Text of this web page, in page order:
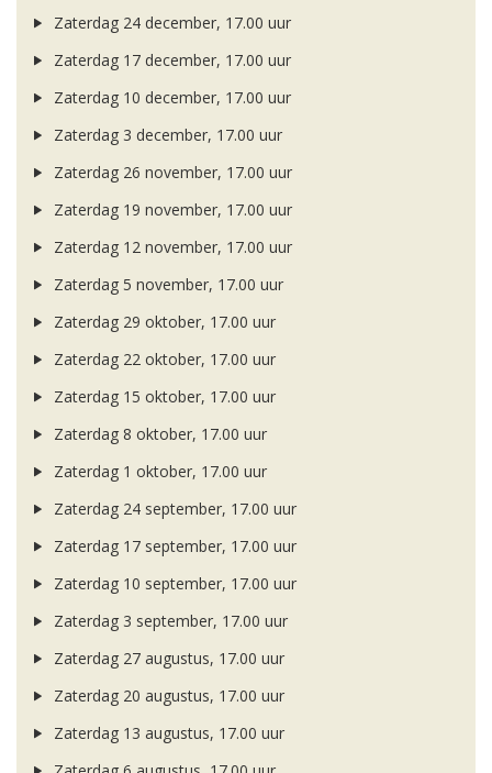
Zaterdag 24 december, 17.00 uur
Zaterdag 17 december, 17.00 uur
Zaterdag 10 december, 17.00 uur
Zaterdag 3 december, 17.00 uur
Zaterdag 26 november, 17.00 uur
Zaterdag 19 november, 17.00 uur
Zaterdag 12 november, 17.00 uur
Zaterdag 5 november, 17.00 uur
Zaterdag 29 oktober, 17.00 uur
Zaterdag 22 oktober, 17.00 uur
Zaterdag 15 oktober, 17.00 uur
Zaterdag 8 oktober, 17.00 uur
Zaterdag 1 oktober, 17.00 uur
Zaterdag 24 september, 17.00 uur
Zaterdag 17 september, 17.00 uur
Zaterdag 10 september, 17.00 uur
Zaterdag 3 september, 17.00 uur
Zaterdag 27 augustus, 17.00 uur
Zaterdag 20 augustus, 17.00 uur
Zaterdag 13 augustus, 17.00 uur